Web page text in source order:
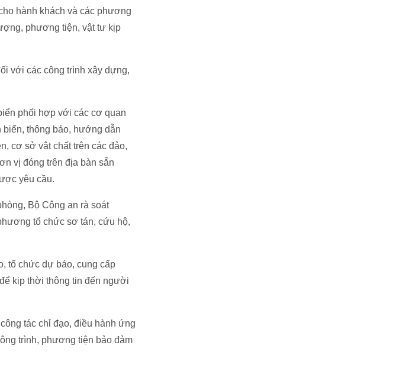
hành khách và các phương
phương tiện, vật tư kịp
với các công trình xây dựng,
phối hợp với các cơ quan
thông báo, hướng dẫn
cơ sở vật chất trên các đảo,
vị đóng trên địa bàn sẵn
yêu cầu.
Bộ Công an rà soát
tổ chức sơ tán, cứu hộ,
tổ chức dự báo, cung cấp
kịp thời thông tin đến người
tác chỉ đạo, điều hành ứng
trình, phương tiện bảo đảm